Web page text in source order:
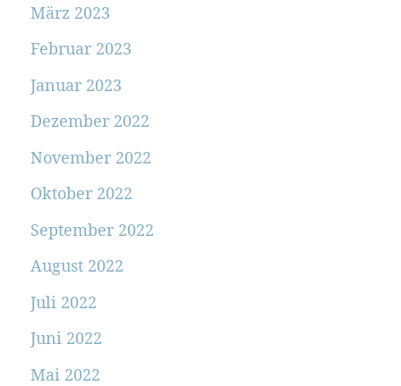
März 2023
Februar 2023
Januar 2023
Dezember 2022
November 2022
Oktober 2022
September 2022
August 2022
Juli 2022
Juni 2022
Mai 2022